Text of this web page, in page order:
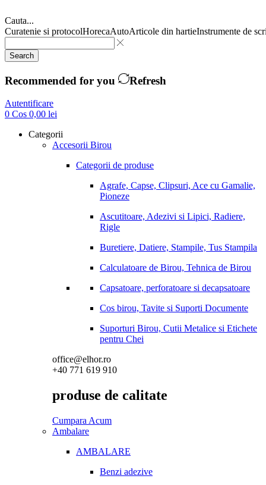
Cauta...
Curatenie si protocolHorecaAutoArticole din hartieInstrumente de
Search
Recommended for you Refresh
Autentificare
0 Cos 0,00 lei
Categorii
Accesorii Birou
Categorii de produse
Agrafe, Capse, Clipsuri, Ace cu Gamalie,
Pioneze
Ascutitoare, Adezivi si Lipici, Radiere,
Rigle
Buretiere, Datiere, Stampile, Tus Stampila
Calculatoare de Birou, Tehnica de Birou
Capsatoare, perforatoare si decapsatoare
Cos birou, Tavite si Suporti Documente
Suporturi Birou, Cutii Metalice si Etichete
pentru Chei
office@elhor.ro
+40 771 619 910
produse de calitate
Cumpara Acum
Ambalare
AMBALARE
Benzi adezive